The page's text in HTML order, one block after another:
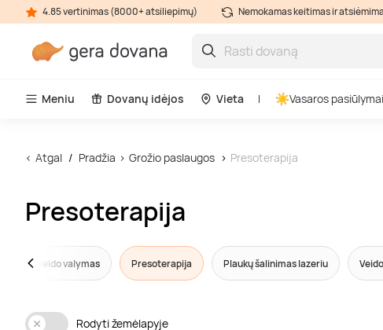
4.85 vertinimas (8000+ atsiliepimų) Nemokamas keitimas ir
Meniu Dovanų idėjos Vieta Vasaros pasiūlymai
Atgal Pradžia Grožio paslaugos Presoterapija
Presoterapija
Veido valymas Presoterapija Plaukų šalinimas lazeriu
Rodyti žemėlapyje